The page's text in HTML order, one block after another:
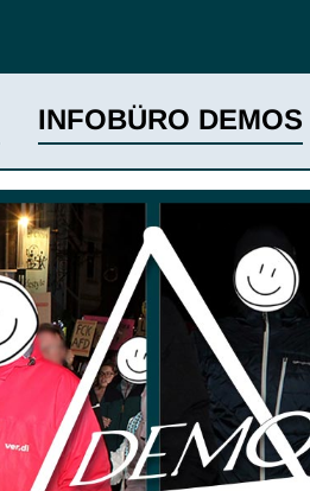
INFOBÜRO DEMOS